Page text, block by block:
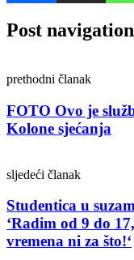
Post navigation
prethodni članak
FOTO Ovo je
Kolone sjećanja
sljedeći članak
Studentica u
‘Radim od 9 do
vremena ni za što!‘